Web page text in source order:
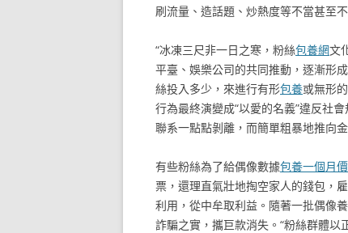
刷流量、造話題、炒熱度等不當甚至
“冰凍三尺非一日之寒，粉絲包養網文
平臺、娛樂公司的共同推動，逐漸形
絲投入多少，來進行有形包養或無形
行為最終演變成“以愛的名義”違反社
聯系一點點剝離，而簡單粗暴地推向
有些粉絲為了給偶像數據包養一個月
票，還理直氣壯地掏空家人的錢包，
利用，從中牟取利益。隨著一批偶像
詐騙之實，攜巨款消失。“粉絲群體